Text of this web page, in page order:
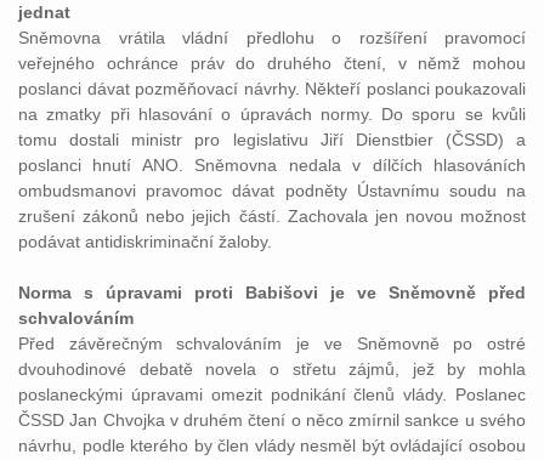
jednat
Sněmovna vrátila vládní předlohu o rozšíření pravomocí
veřejného ochránce práv do druhého čtení, v němž mohou
poslanci dávat pozměňovací návrhy. Někteří poslanci poukazovali
na zmatky při hlasování o úpravách normy. Do sporu se kvůli
tomu dostali ministr pro legislativu Jiří Dienstbier (ČSSD) a
poslanci hnutí ANO. Sněmovna nedala v dílčích hlasováních
ombudsmanovi pravomoc dávat podněty Ústavnímu soudu na
zrušení zákonů nebo jejich částí. Zachovala jen novou možnost
podávat antidiskriminační žaloby.
Norma s úpravami proti Babišovi je ve Sněmovně před
schvalováním
Před závěrečným schvalováním je ve Sněmovně po ostré
dvouhodinové debatě novela o střetu zájmů, jež by mohla
poslaneckými úpravami omezit podnikání členů vlády. Poslanec
ČSSD Jan Chvojka v druhém čtení o něco zmírnil sankce u svého
návrhu, podle kterého by člen vlády nesměl být ovládající osobou